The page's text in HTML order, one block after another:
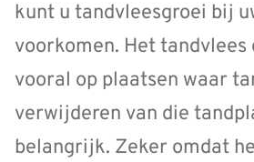
kunt u tandvleesgroei bij
voorkomen. Het
vooral op plaatsen waar
verwijderen van die
belangrijk. Zeker omdat